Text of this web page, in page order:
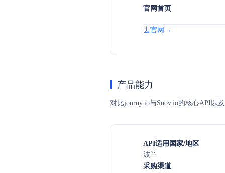
官网首页
去官网→
产品能力
对比journy.io与Snov.io的核心API以
API适用国家/地区
波兰
采购渠道